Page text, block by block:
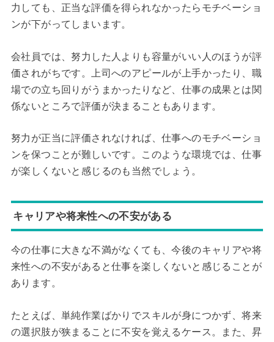
力しても、正当な評価を得られなかったらモチベーショ
ンが下がってしまいます。
会社員では、努力した人よりも容量がいい人のほうが評
価されがちです。上司へのアピールが上手かったり、職
場での立ち回りがうまかったりなど、仕事の成果とは関
係ないところで評価が決まることもあります。
努力が正当に評価されなければ、仕事へのモチベーショ
ンを保つことが難しいです。このような環境では、仕事
が楽しくないと感じるのも当然でしょう。
キャリアや将来性への不安がある
今の仕事に大きな不満がなくても、今後のキャリアや将
来性への不安があると仕事を楽しくないと感じることが
あります。
たとえば、単純作業ばかりでスキルが身につかず、将来
の選択肢が狭まることに不安を覚えるケース。また、昇